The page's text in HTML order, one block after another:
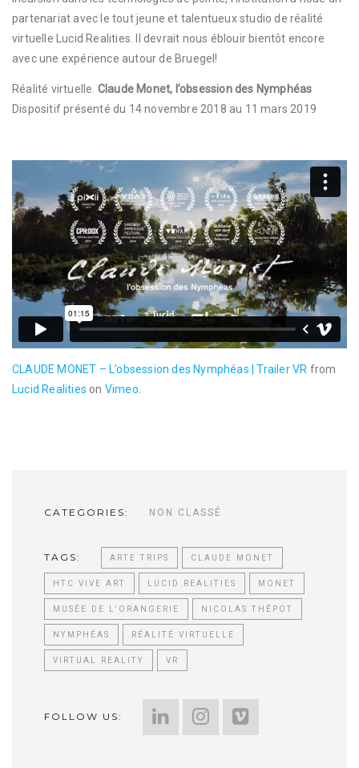
partenariat avec le tout jeune et talentueux studio de réalité
virtuelle Lucid Realities. Il devrait nous éblouir bientôt encore
avec une expérience autour de Bruegel!
Réalité virtuelle. Claude Monet, l’obsession des Nymphéas
Dispositif présenté du 14 novembre 2018 au 11 mars 2019
CLAUDE MONET – L’obsession des Nymphéas | Trailer VR from
Lucid Realities on Vimeo
CATEGORIES: NON CLASSÉ
TAGS: ARTE TRIPS CLAUDE MONET
HTC VIVE ART LUCID REALITIES MONET
MUSÉE DE L'ORANGERIE NICOLAS THÉPOT
NYMPHÉAS RÉALITÉ VIRTUELLE
VIRTUAL REALITY VR
FOLLOW US: